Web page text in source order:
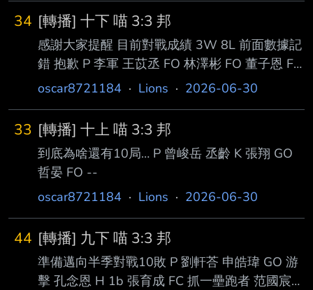
34 [轉播] 十下 喵 3:3 邦
感謝大家提醒 目前對戰成績 3W 8L 前面數據記
錯 抱歉 P 李軍 王苡丞 FO 林澤彬 FO 董子恩 FO
--
oscar8721184 · Lions · 2026-06-30
33 [轉播] 十上 喵 3:3 邦
到底為啥還有10局… P 曾峻岳 丞齡 K 張翔 GO
哲晏 FO --
oscar8721184 · Lions · 2026-06-30
44 [轉播] 九下 喵 3:3 邦
準備邁向半季對戰10敗 P 劉軒荅 申皓瑋 GO 游
擊 孔念恩 H 1b 張育成 FC 抓一壘跑者 范國宸